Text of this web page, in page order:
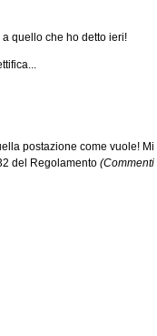
quello che ho detto ieri!
postazione come vuole! Mi
del Regolamento (Commenti